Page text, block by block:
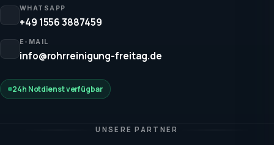
WHATSAPP
+49 1556 3887459
E-MAIL
info@rohrreinigung-freitag.de
24h Notdienst verfügbar
UNSERE PARTNER